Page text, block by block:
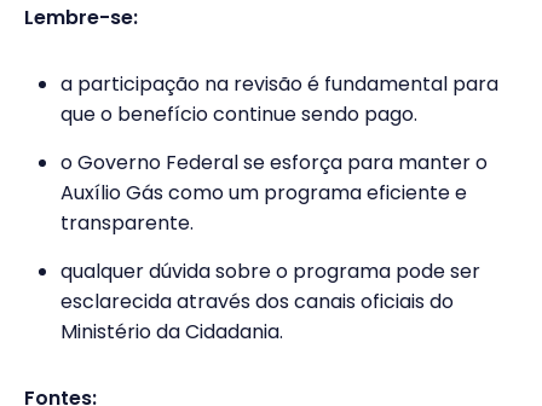
Lembre-se:
a participação na revisão é fundamental para
que o benefício continue sendo pago.
o Governo Federal se esforça para manter o
Auxílio Gás como um programa eficiente e
transparente.
qualquer dúvida sobre o programa pode ser
esclarecida através dos canais oficiais do
Ministério da Cidadania.
Fontes: